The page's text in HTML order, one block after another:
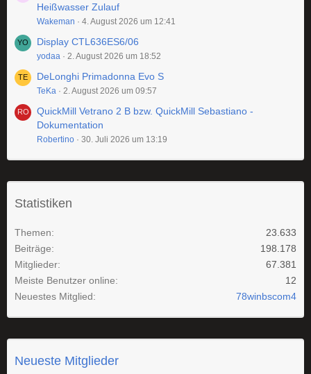
Heißwasser Zulauf
Wakeman 4. August 2026 um 12:41
Display CTL636ES6/06
yodaa 2. August 2026 um 18:52
DeLonghi Primadonna Evo S
TeKa 2. August 2026 um 09:57
QuickMill Vetrano 2 B bzw. QuickMill Sebastiano -
Dokumentation
Robertino 30. Juli 2026 um 13:19
Statistiken
Themen
23.633
Beiträge
198.178
Mitglieder
67.381
Meiste Benutzer online
12
Neuestes Mitglied
78winbscom4
Neueste Mitglieder